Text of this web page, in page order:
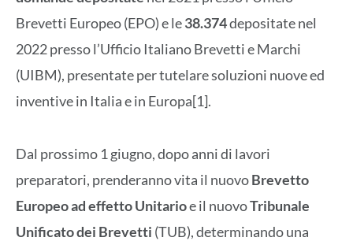
Brevetti Europeo (EPO) e le38.374depositate nel
2022 presso l’Ufficio Italiano Brevetti e Marchi
(UIBM), presentate per tutelare soluzioni nuove ed
inventive in Italia e in Europa[1].
Dal prossimo 1 giugno, dopo anni di lavori
preparatori, prenderanno vita il nuovoBrevetto
Europeo ad effetto Unitarioe il nuovoTribunale
Unificato dei Brevetti (TUB), determinando una